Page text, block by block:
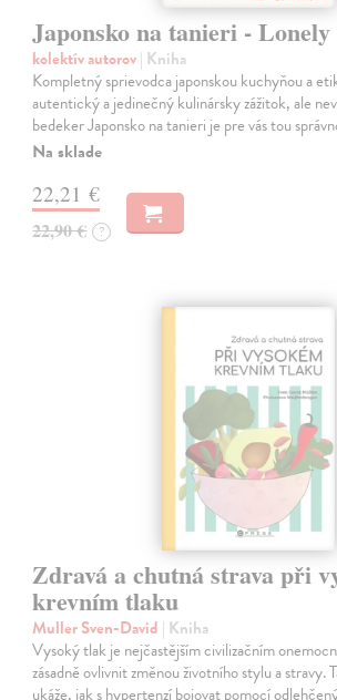
Japonsko na tanieri - Lonely
kolektív autorov| Kniha
Kompletný sprievodca japonskou kuchyňou a
autentický a jedinečný kulinársky zážitok, ale
bedeker Japonsko na tanieri je pre vás tou
Na sklade
22,21 €
22,90 € ?
Zdravá a chutná strava při
krevním tlaku
Muller Sven-David | Kniha
Vysoký tlak je nejčastějším civilizačním
zásadně ovlivnit změnou životního stylu a stravy.
ukáže, jak s hypertenzí bojovat pomocí